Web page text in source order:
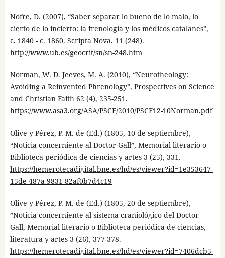
Nofre, D. (2007), “Saber separar lo bueno de lo malo, lo
cierto de lo incierto: la frenología y los médicos catalanes”,
c. 1840 - c. 1860. Scripta Nova. 11 (248).
http://www.ub.es/geocrit/sn/sn-248.htm
Norman, W. D. Jeeves, M. A. (2010), “Neurotheology:
Avoiding a Reinvented Phrenology”, Prospectives on Science
and Christian Faith 62 (4), 235-251.
https://www.asa3.org/ASA/PSCF/2010/PSCF12-10Norman.pdf
Olive y Pérez, P. M. de (Ed.) (1805, 10 de septiembre),
“Noticia concerniente al Doctor Gall”, Memorial literario o
Biblioteca periódica de ciencias y artes 3 (25), 331.
https://hemerotecadigital.bne.es/hd/es/viewer?id=1e353647-
15de-487a-9831-82af0b7d4c19
Olive y Pérez, P. M. de (Ed.) (1805, 20 de septiembre),
”Noticia concerniente al sistema craniológico del Doctor
Gall, Memorial literario o Biblioteca periódica de ciencias,
literatura y artes 3 (26), 377-378.
https://hemerotecadigital.bne.es/hd/es/viewer?id=7406dcb5-